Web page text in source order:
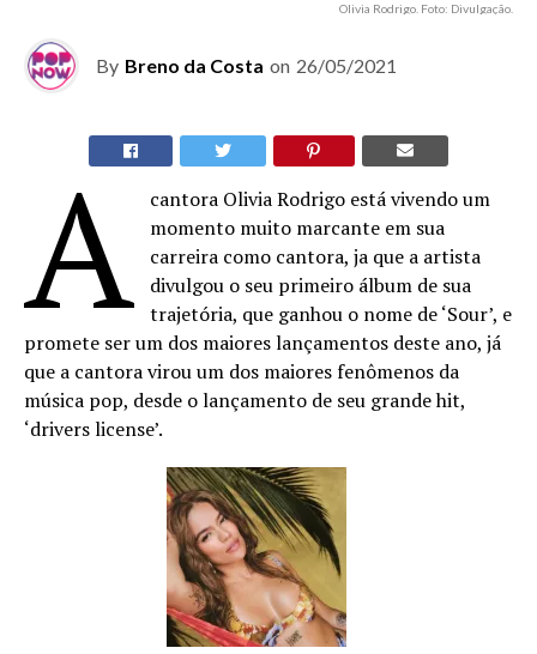
Olivia Rodrigo. Foto: Divulgação.
By Breno da Costa on 26/05/2021
A
cantora Olivia Rodrigo está vivendo um
momento muito marcante em sua
carreira como cantora, ja que a artista
divulgou o seu primeiro álbum de sua
trajetória, que ganhou o nome de ‘Sour’, e
promete ser um dos maiores lançamentos deste ano, já
que a cantora virou um dos maiores fenômenos da
música pop, desde o lançamento de seu grande hit,
‘drivers license’.